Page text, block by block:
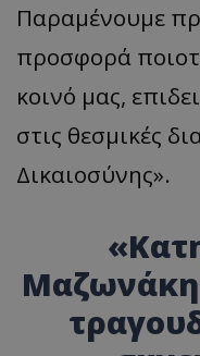
Παραμένουμε
προσφορά
κοινό μας,
στις θεσμικές
Δικαιοσύνης».
Μαζωνάκη